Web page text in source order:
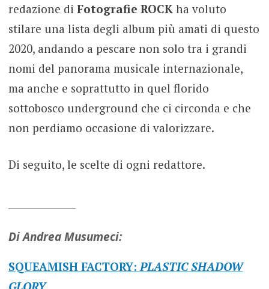
redazione di Fotografie ROCK ha voluto
stilare una lista degli album più amati di questo
2020, andando a pescare non solo tra i grandi
nomi del panorama musicale internazionale,
ma anche e soprattutto in quel florido
sottobosco underground che ci circonda e che
non perdiamo occasione di valorizzare.
Di seguito, le scelte di ogni redattore.
Di Andrea Musumeci:
SQUEAMISH FACTORY: PLASTIC SHADOW